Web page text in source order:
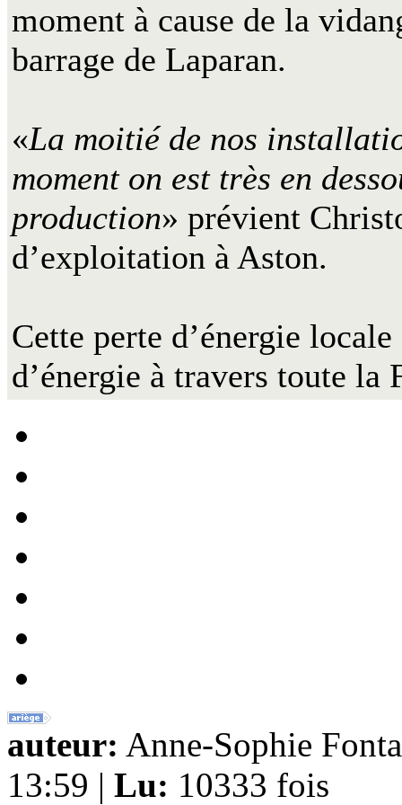
moment à cause de la
barrage de Laparan.
«La moitié de nos
moment on est très en
production» prévient
d’exploitation à Aston.
Cette perte d’énergie
d’énergie à travers toute la
auteur: Anne-Sophie
13:59 | Lu: 10333 fois